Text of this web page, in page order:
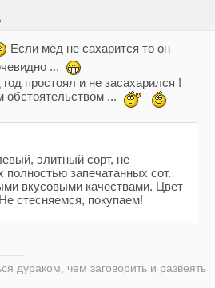
Если мёд не сахарится то он
...
простоял и не засахарился !
обстоятельством ...
элитный сорт, не
полностью запечатанных сот.
вкусовыми качествами. Цвет
стесняемся, покупаем!
дураком, чем заговорить и развеять